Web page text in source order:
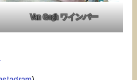
Van Gogh ワインバー